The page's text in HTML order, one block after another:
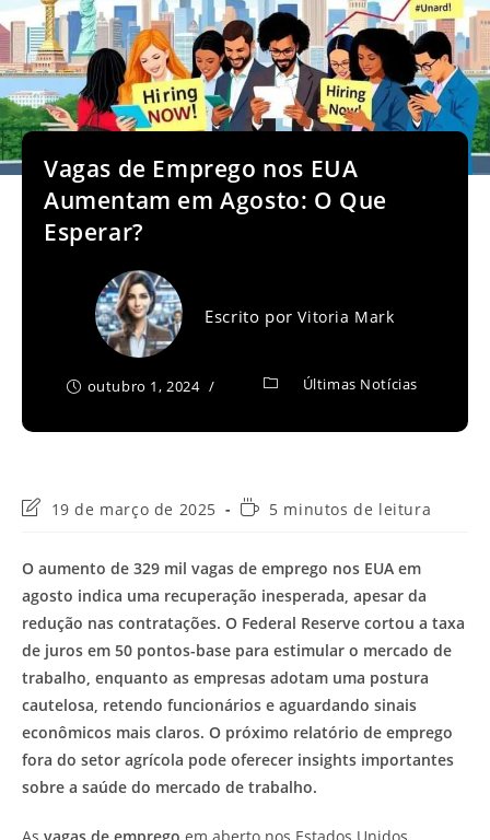
Vagas de Emprego nos EUA
Aumentam em Agosto: O Que
Esperar?
Escrito porVitoria Mark
outubro 1, 2024 Últimas Notícias
Última
post:
19 de março de 2025
Tempo5 minutos de leitura
O aumento de 329 mil vagas de emprego nos EUA em
agosto indica uma recuperação inesperada, apesar da
redução nas contratações. O Federal Reserve cortou a taxa
de juros em 50 pontos-base para estimular o mercado de
trabalho, enquanto as empresas adotam uma postura
cautelosa, retendo funcionários e aguardando sinais
econômicos mais claros. O próximo relatório de emprego
fora do setor agrícola pode oferecer insights importantes
sobre a saúde do mercado de trabalho.